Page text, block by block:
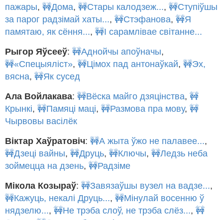
пажары, 🚧Дома, 🚧Стары калодзеж..., 🚧Ступіўшы
за парог радзімай хаты..., 🚧Стэфанова, 🚧Я
памятаю, як сёння..., 🚧І сарамлівае світанне...
Рыгор Яўсееў: 🚧Аднойчы апоўначы,
🚧«Спецыяліст», 🚧Цімох пад антонаўкай, 🚧Эх,
вясна, 🚧Як сусед
Ала Войлакава: 🚧Вёска майго дзяцінства, 🚧
Крынкі, 🚧Памяці маці, 🚧Размова пра мову, 🚧
Чырвовы васілёк
Віктар Хаўратовіч: 🚧А жыта ўжо не палавее...,
🚧Дзеці вайны, 🚧Друць, 🚧Ключы, 🚧Ледзь неба
зоймецца на дзень, 🚧Радзіме
Мікола Козыраў: 🚧Завязаўшы вузел на вадзе...,
🚧Кажуць, некалі Друць..., 🚧Мінулай восенню ў
нядзелю..., 🚧Не трэба слоў, не трэба слёз..., 🚧